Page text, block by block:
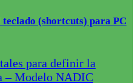
teclado (shortcuts) para PC